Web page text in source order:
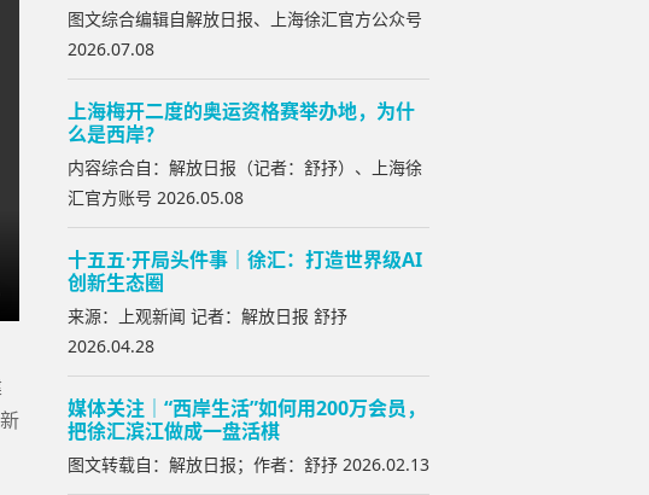
图文综合编辑自解放日报、上海徐汇官方公众号
2026.07.08
上海梅开二度的奥运资格赛举办地，为什
么是西岸？
内容综合自：解放日报（记者：舒抒）、上海徐
汇官方账号 2026.05.08
十五五·开局头件事｜徐汇：打造世界级AI
创新生态圈
来源：上观新闻 记者：解放日报 舒抒
2026.04.28
媒体关注｜“西岸生活”如何用200万会员，
把徐汇滨江做成一盘活棋
图文转载自：解放日报；作者：舒抒 2026.02.13